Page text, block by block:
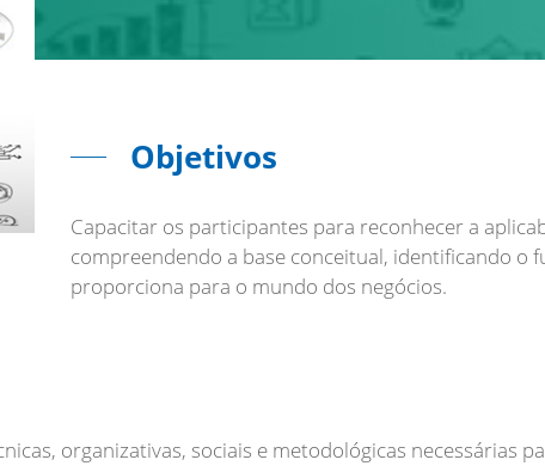
Objetivos
Capacitar os participantes para reconhecer a
compreendendo a base conceitual, identificando o
proporciona para o mundo dos negócios.
organizativas, sociais e metodológicas necessárias